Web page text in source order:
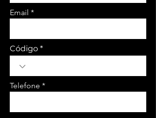
Email
Código
Telefone